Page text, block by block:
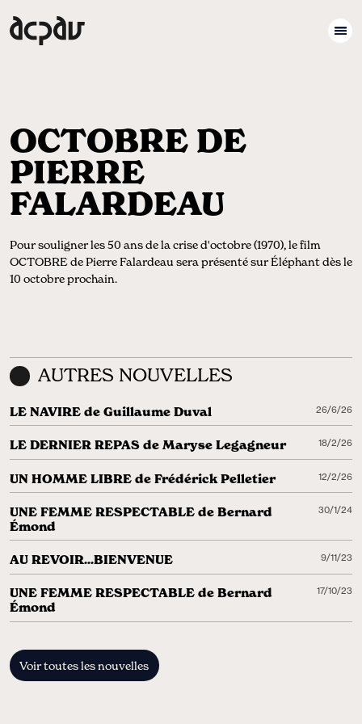
OCTOBRE DE
PIERRE
FALARDEAU
Pour souligner les 50 ans de la crise d'octobre (1970), le film
OCTOBRE de Pierre Falardeau sera présenté sur Éléphant dès le
10 octobre prochain.
AUTRES NOUVELLES
LE NAVIRE de Guillaume Duval 26/6/26
LE DERNIER REPAS de Maryse Legagneur 18/2/26
UN HOMME LIBRE de Frédérick Pelletier 12/2/26
UNE FEMME RESPECTABLE de Bernard
Émond
30/1/24
AU REVOIR...BIENVENUE 9/11/23
UNE FEMME RESPECTABLE de Bernard
Émond
17/10/23
Voir toutes les nouvelles